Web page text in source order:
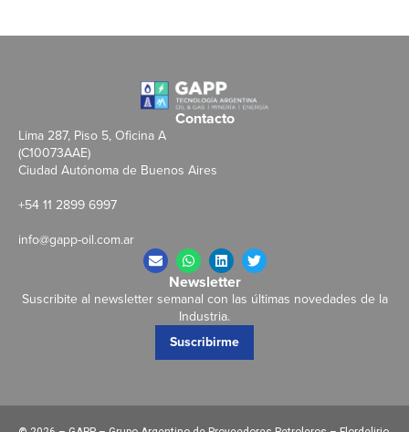
Contacto
Lima 287, Piso 5, Oficina A
(C10073AAE)
Ciudad Autónoma de Buenos Aires
+54 11 2899 6997
info@gapp-oil.com.ar
Newsletter
Suscribite al newsletter semanal con las últimas novedades de la
Industria.
Suscribirme